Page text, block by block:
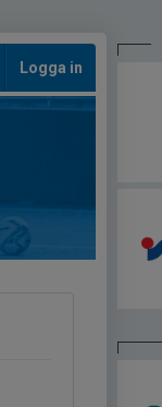
Logga in